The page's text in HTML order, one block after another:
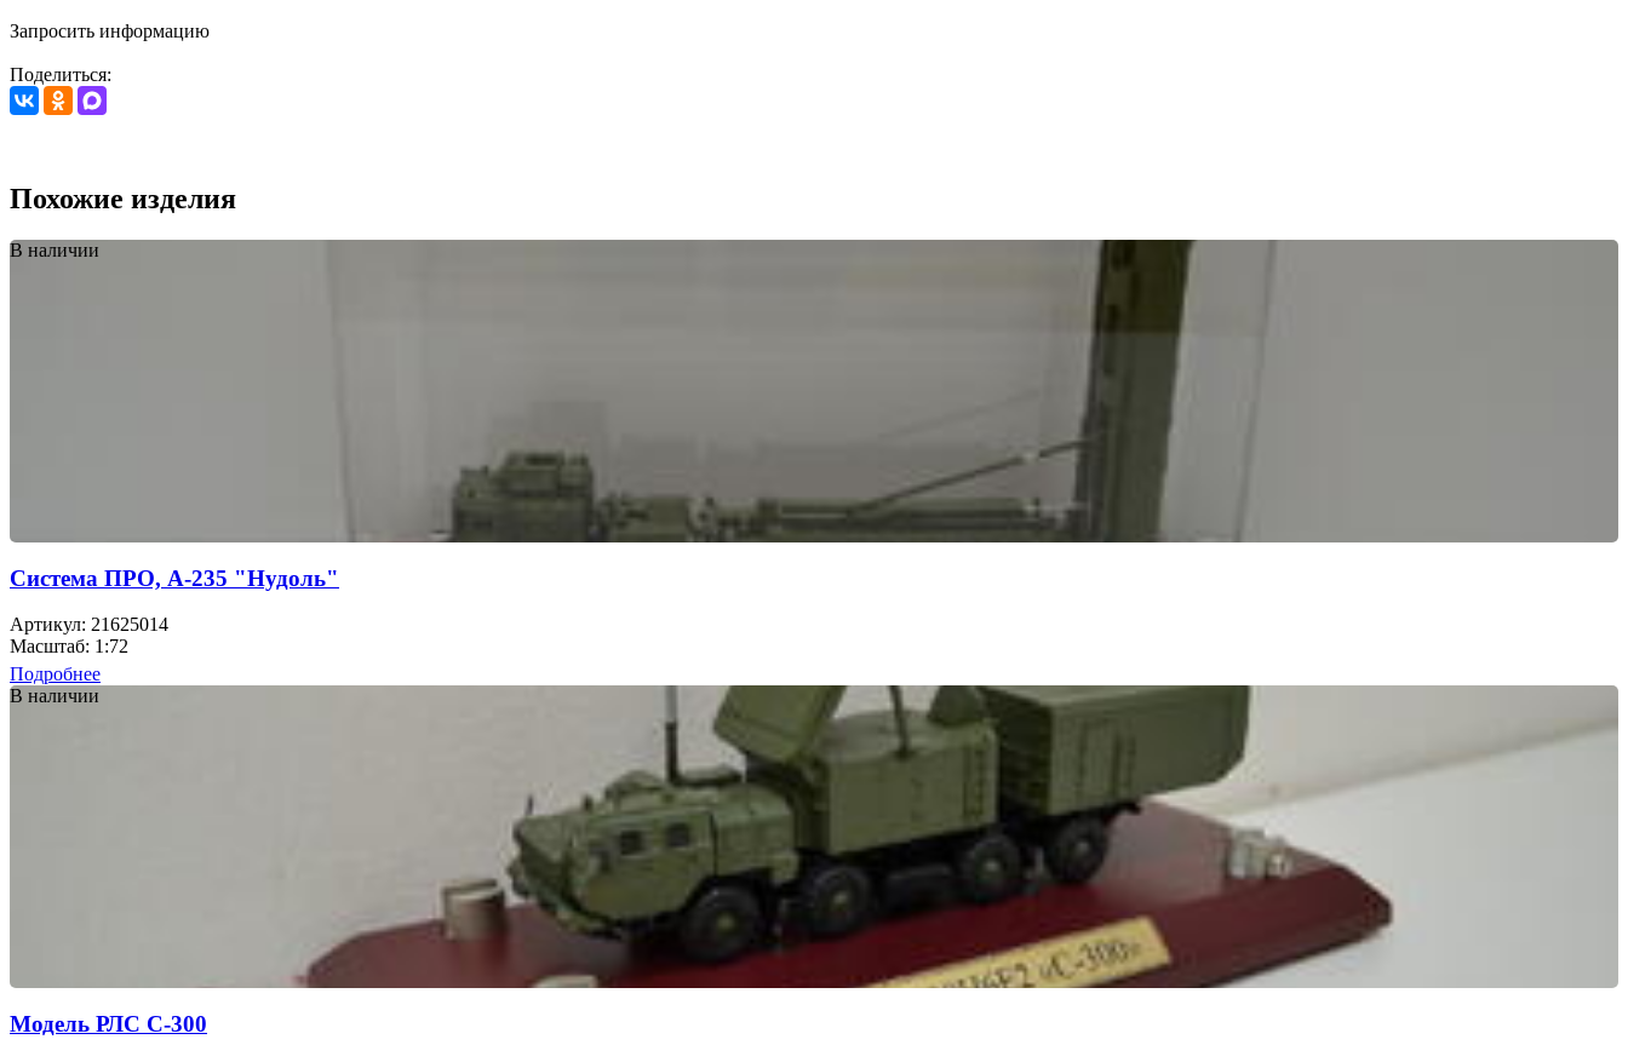
Запросить информацию
Поделиться:
Похожие изделия
В наличии
Cистема ПРО, А-235 "Нудоль"
Артикул: 21625014
Масштаб: 1:72
Подробнее
В наличии
Модель РЛС С-300